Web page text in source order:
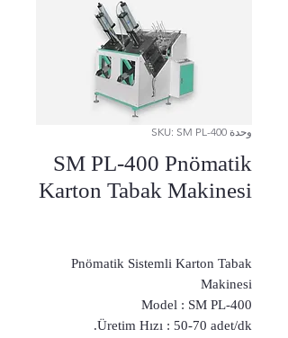
وحدة SKU: SM PL-400
SM PL-400 Pnömatik
Karton Tabak Makinesi
Pnömatik Sistemli Karton Tabak
Makinesi
Model : SM PL-400
Üretim Hızı : 50-70 adet/dk.